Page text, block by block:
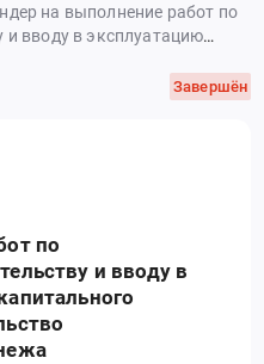
на выполнение работ по
и вводу в эксплуатацию
Завершён
по
и вводу в